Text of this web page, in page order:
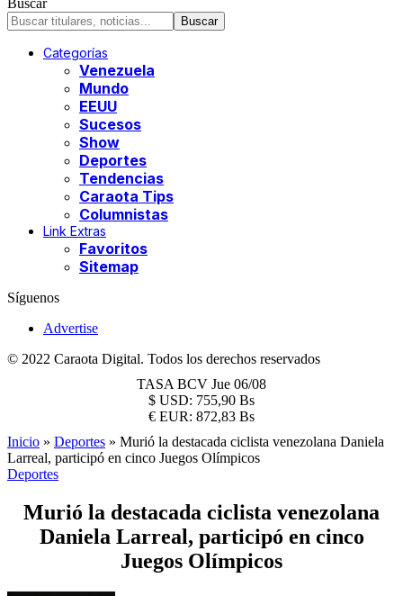
Buscar
Categorías
Venezuela
Mundo
EEUU
Sucesos
Show
Deportes
Tendencias
Caraota Tips
Columnistas
Link Extras
Favoritos
Sitemap
Síguenos
Advertise
© 2022 Caraota Digital. Todos los derechos reservados
TASA BCV Jue 06/08
$ USD: 755,90 Bs
€ EUR: 872,83 Bs
Inicio » Deportes » Murió la destacada ciclista venezolana Daniela
Larreal, participó en cinco Juegos Olímpicos
Deportes
Murió la destacada ciclista venezolana
Daniela Larreal, participó en cinco
Juegos Olímpicos